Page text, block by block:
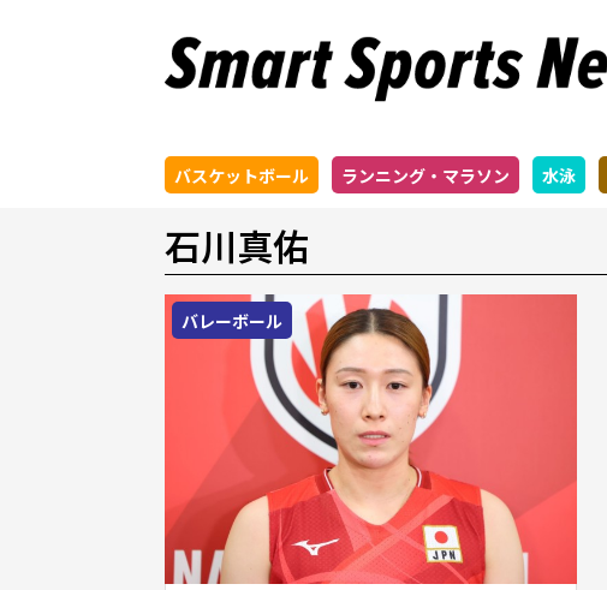
バスケットボール ランニング・マラソン 水泳
石川真佑
バレーボール